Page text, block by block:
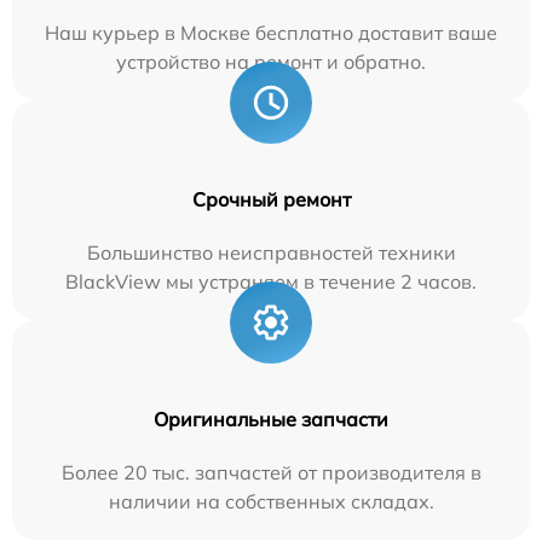
Наш курьер в Москве бесплатно доставит ваше
устройство на ремонт и обратно.
Срочный ремонт
Большинство неисправностей техники
BlackView мы устраняем в течение 2 часов.
Оригинальные запчасти
Более 20 тыс. запчастей от производителя в
наличии на собственных складах.